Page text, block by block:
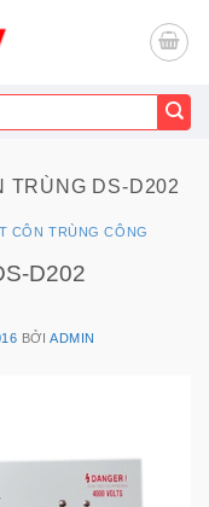
TRÙNG DS-D202
CÔN TRÙNG CÔNG
D202
BỞIADMIN